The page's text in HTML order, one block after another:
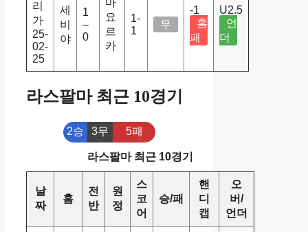
리
가
25-
02-
25
세
비
야
1
–
0
요
르
카
1-
1
무
-1
홈
패
U2.5
언
더
라스팔마 최근 10경기
2승 3무 5패
라스팔마 최근 10경기
날
짜
홈
전
반
원
정
스
코
어
승/패
핸
디
캡
오
버/
언더